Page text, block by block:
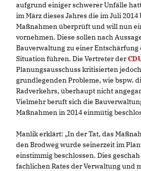
aufgrund einiger schwerer Unfälle
im März dieses Jahres die im Juli 2014
Maßnahmen überprüft und will nun
vornehmen. Diese sollen nach
Bauverwaltung zu einer
Situation führen. Die Vertreter der
Planungsausschuss kritisierten
grundlegenden Probleme, wie bspw.
Radverkehrs, überhaupt nicht
Vielmehr beruft sich die
Maßnahmen in 2014 einmütig
Manlik erklärt: „In der Tat, das
den Brodweg wurde seinerzeit im
einstimmig beschlossen. Dies
fachlichen Rates der Verwaltung und